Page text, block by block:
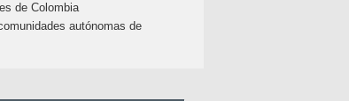
de Colombia
autónomas de